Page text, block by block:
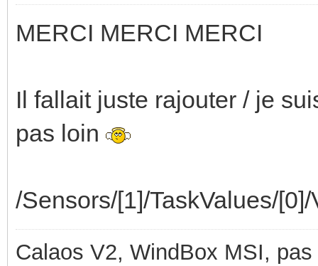
MERCI MERCI MERCI
Il fallait juste rajouter / je
pas loin
/Sensors/[1]/TaskValues/[0]/
Calaos V2, WindBox MSI,